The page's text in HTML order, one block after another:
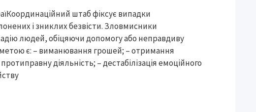
штаб фіксує випадки
і зниклих безвісти. Зловмисники
людей, обіцяючи допомогу або неправдиву
є: – виманювання грошей; – отримання
діяльність; – дестабілізація емоційного